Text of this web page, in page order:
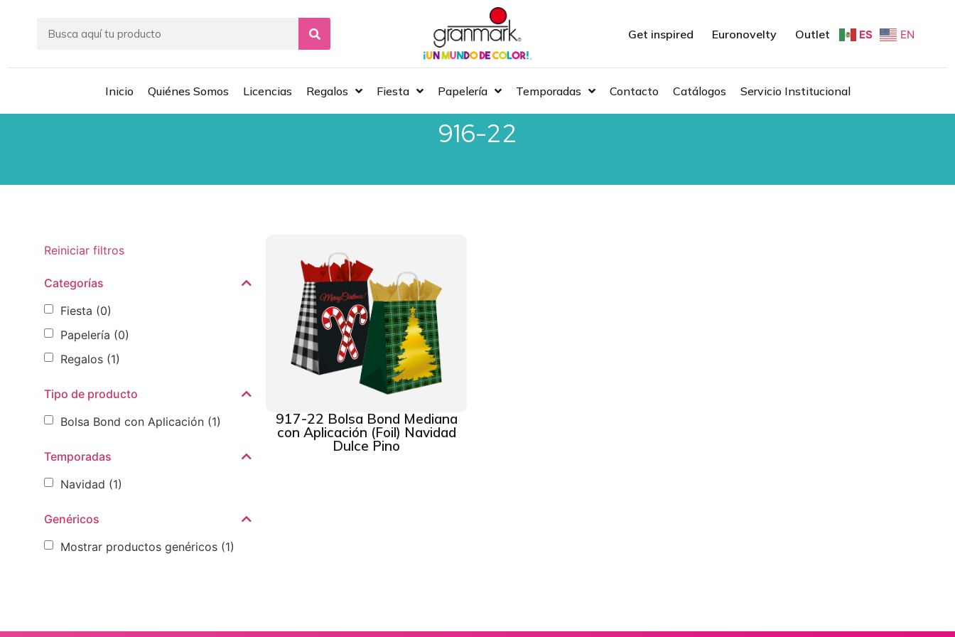
Get inspired Euronovelty Outlet ES EN
Inicio Quiénes Somos Licencias Regalos Fiesta Papelería Temporadas Contacto Catálogos Servicio Institucional
916-22
Reiniciar filtros
Categorías
Fiesta (0)
Papelería (0)
Regalos (1)
Tipo de producto
Bolsa Bond con Aplicación (1)
Temporadas
Navidad (1)
Genéricos
Mostrar productos genéricos (1)
917-22 Bolsa Bond Mediana
con Aplicación (Foil) Navidad
Dulce Pino